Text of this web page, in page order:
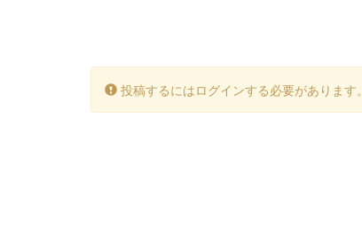
投稿するにはログインする必要があります。